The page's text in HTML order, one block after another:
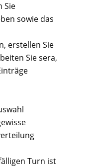
Sie
sowie das
erstellen Sie
Sie sera,
Turn ist